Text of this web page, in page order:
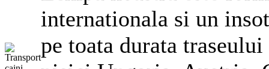
internationala si un
pe toata durata